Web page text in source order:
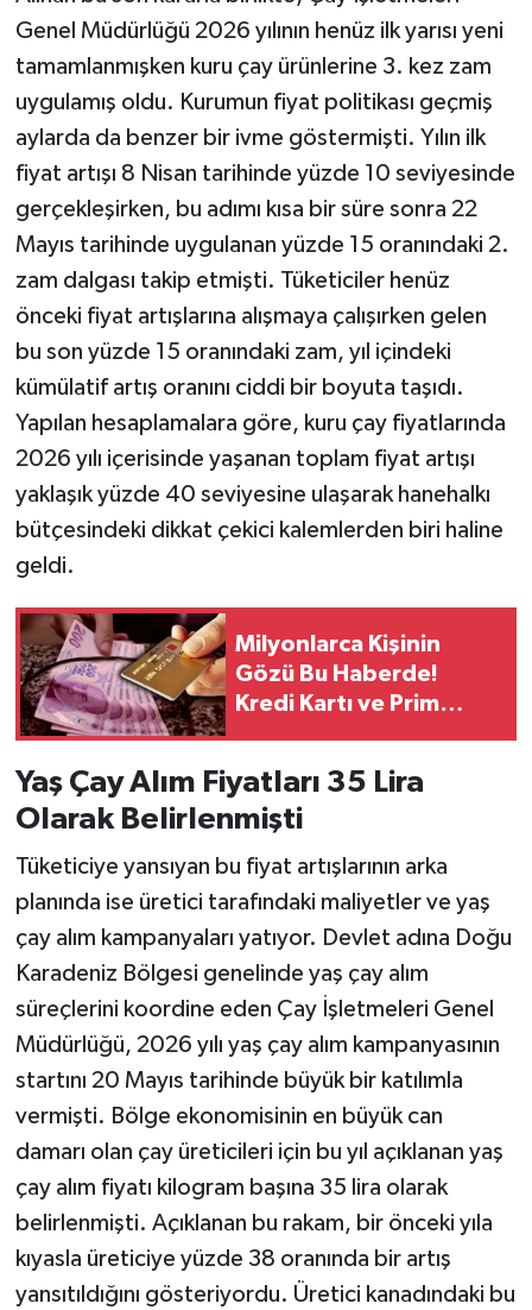
Genel Müdürlüğü 2026 yılının henüz ilk yarısı yeni
tamamlanmışken kuru çay ürünlerine 3. kez zam
uygulamış oldu. Kurumun fiyat politikası geçmiş
aylarda da benzer bir ivme göstermişti. Yılın ilk
fiyat artışı 8 Nisan tarihinde yüzde 10 seviyesinde
gerçekleşirken, bu adımı kısa bir süre sonra 22
Mayıs tarihinde uygulanan yüzde 15 oranındaki 2.
zam dalgası takip etmişti. Tüketiciler henüz
önceki fiyat artışlarına alışmaya çalışırken gelen
bu son yüzde 15 oranındaki zam, yıl içindeki
kümülatif artış oranını ciddi bir boyuta taşıdı.
Yapılan hesaplamalara göre, kuru çay fiyatlarında
2026 yılı içerisinde yaşanan toplam fiyat artışı
yaklaşık yüzde 40 seviyesine ulaşarak hanehalkı
bütçesindeki dikkat çekici kalemlerden biri haline
geldi.
Milyonlarca Kişinin
Gözü Bu Haberde!
Kredi Kartı ve Prim
Yaş Çay Alım Fiyatları 35 Lira
Olarak Belirlenmişti
Tüketiciye yansıyan bu fiyat artışlarının arka
planında ise üretici tarafındaki maliyetler ve yaş
çay alım kampanyaları yatıyor. Devlet adına Doğu
Karadeniz Bölgesi genelinde yaş çay alım
süreçlerini koordine eden Çay İşletmeleri Genel
Müdürlüğü, 2026 yılı yaş çay alım kampanyasının
startını 20 Mayıs tarihinde büyük bir katılımla
vermişti. Bölge ekonomisinin en büyük can
damarı olan çay üreticileri için bu yıl açıklanan yaş
çay alım fiyatı kilogram başına 35 lira olarak
belirlenmişti. Açıklanan bu rakam, bir önceki yıla
kıyasla üreticiye yüzde 38 oranında bir artış
yansıtıldığını gösteriyordu. Üretici kanadındaki bu